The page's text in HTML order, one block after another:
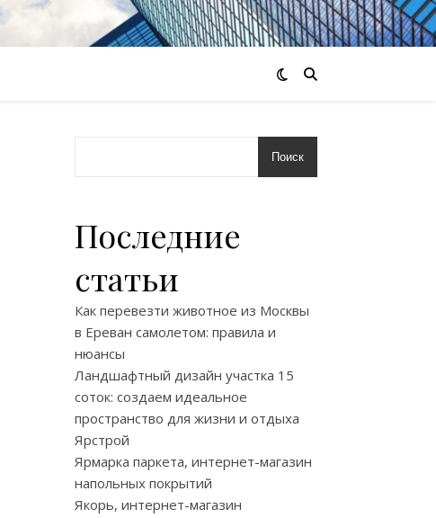
Поиск
Последние
статьи
Как перевезти животное из Москвы
в Ереван самолетом: правила и
нюансы
Ландшафтный дизайн участка 15
соток: создаем идеальное
пространство для жизни и отдыха
Ярстрой
Ярмарка паркета, интернет-магазин
напольных покрытий
Якорь, интернет-магазин